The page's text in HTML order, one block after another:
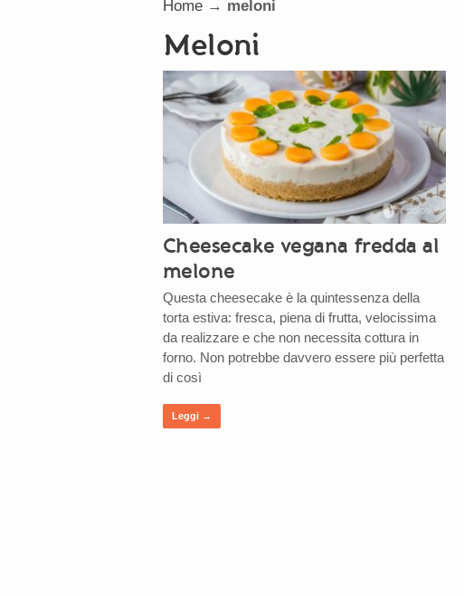
Home→ meloni
meloni
Cheesecake vegana fredda al
melone
Questa cheesecake è la quintessenza della
torta estiva: fresca, piena di frutta, velocissima
da realizzare e che non necessita cottura in
forno. Non potrebbe davvero essere più perfetta
di così
Leggi →